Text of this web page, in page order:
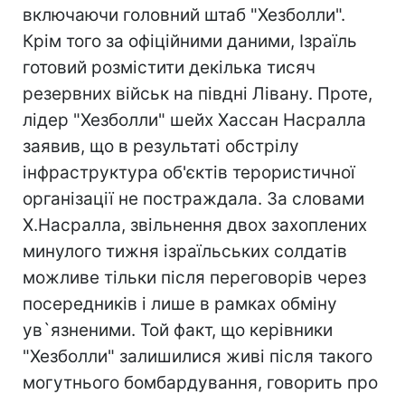
включаючи головний штаб "Хезболли".
Крім того за офіційними даними, Ізраїль
готовий розмістити декілька тисяч
резервних військ на півдні Лівану. Проте,
лідер "Хезболли" шейх Хассан Насралла
заявив, що в результаті обстрілу
інфраструктура об'єктів терористичної
організації не постраждала. За словами
Х.Насралла, звільнення двох захоплених
минулого тижня ізраїльських солдатів
можливе тільки після переговорів через
посередників і лише в рамках обміну
ув`язненими. Той факт, що керівники
"Хезболли" залишилися живі після такого
могутнього бомбардування, говорить про